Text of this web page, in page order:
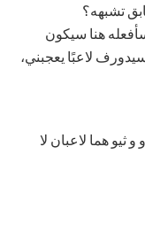
تشبهه؟
هنا سيكون
لاعبًا يعجبني،
ثيو هما لاعبان لا